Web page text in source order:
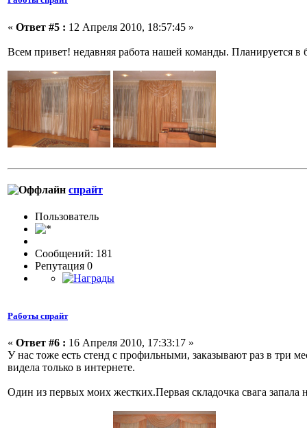
« Ответ #5 : 12 Апреля 2010, 18:57:45 »
Всем привет! недавняя работа нашей команды. Планируется
спрайт
Пользовaтeль
Сообщений: 181
Репутация 0
Работы спрайт
« Ответ #6 : 16 Апреля 2010, 17:33:17 »
У нас тоже есть стенд с профильными, заказывают раз в три
видела только в интернете.
Один из первых моих жестких.Первая складочка свага